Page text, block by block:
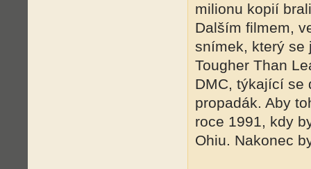
milionu kopií
Dalším filmem,
snímek, který se
Tougher Than
DMC, týkající se
propadák. Aby
roce 1991, kdy
Ohiu. Nakonec